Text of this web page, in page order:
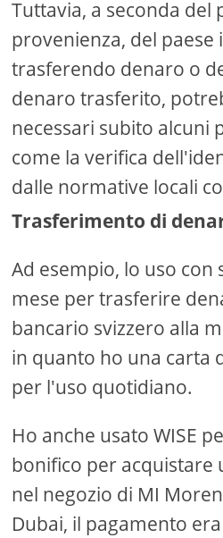
Tuttavia, a seconda del
provenienza, del paese
trasferendo denaro o
denaro trasferito,
necessari subito alcuni
come la verifica
dalle normative locali
Trasferimento di
Ad esempio, lo uso con
mese per trasferire
bancario svizzero alla
in quanto ho una carta
per l'uso quotidiano.
Ho anche usato WISE
bonifico per acquistare
nel negozio di MI
Dubai, il pagamento